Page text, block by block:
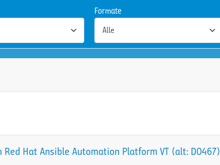
Formate
Hat Ansible Automation Platform VT (alt: DO467)